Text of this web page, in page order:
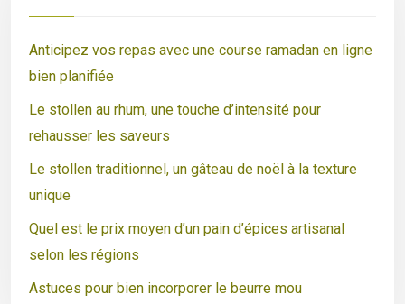
Anticipez vos repas avec une course ramadan en ligne
bien planifiée
Le stollen au rhum, une touche d’intensité pour
rehausser les saveurs
Le stollen traditionnel, un gâteau de noël à la texture
unique
Quel est le prix moyen d’un pain d’épices artisanal
selon les régions
Astuces pour bien incorporer le beurre mou